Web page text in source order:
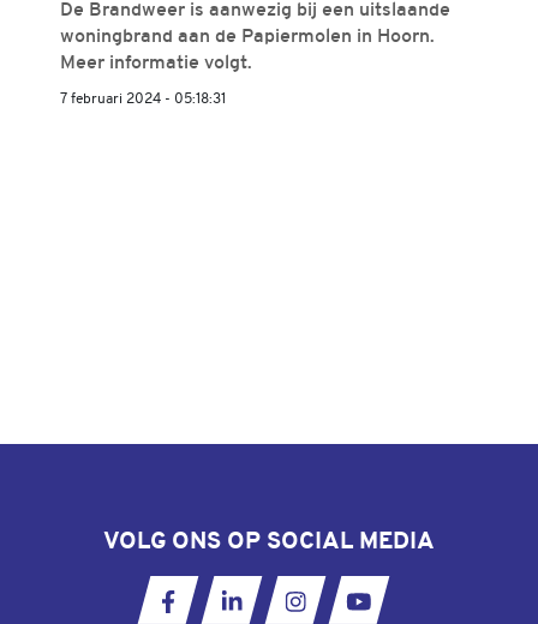
De Brandweer is aanwezig bij een uitslaande
woningbrand aan de Papiermolen in Hoorn.
Meer informatie volgt.
7 februari 2024 - 05:18:31
VOLG ONS OP SOCIAL MEDIA
Ga naar onze Facebookpagina
Ga naar onze LinkedIn pagina
Ga naar onze
Ga naar ons